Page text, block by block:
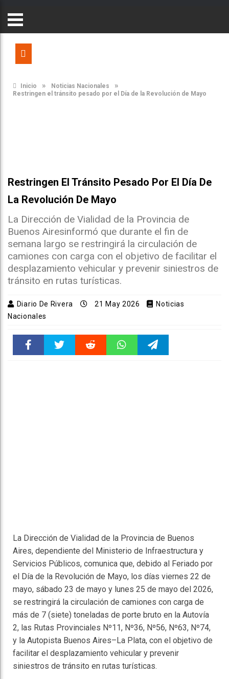
Inicio » Noticias Nacionales »
Restringen el tránsito pesado por el Día de la Revolución de Mayo
Restringen El Tránsito Pesado Por El Día De
La Revolución De Mayo
La Dirección de Vialidad de la Provincia de
Buenos Airesinformó que durante el fin de
semana largo se restringirá la circulación de
camiones con carga con el objetivo de facilitar el
desplazamiento vehicular y prevenir siniestros de
tránsito en rutas turísticas.
Diario De Rivera 21 May 2026
Noticias
Nacionales
La Dirección de Vialidad de la Provincia de Buenos
Aires, dependiente del Ministerio de Infraestructura y
Servicios Públicos, comunica que, debido al Feriado por
el Día de la Revolución de Mayo, los días viernes 22 de
mayo, sábado 23 de mayo y lunes 25 de mayo del 2026,
se restringirá la circulación de camiones con carga de
más de 7 (siete) toneladas de porte bruto en la Autovía
2, las Rutas Provinciales Nº11, Nº36, Nº56, Nº63, Nº74,
y la Autopista Buenos Aires–La Plata, con el objetivo de
facilitar el desplazamiento vehicular y prevenir
siniestros de tránsito en rutas turísticas.